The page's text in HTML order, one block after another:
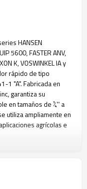
HANSEN
5600, FASTER ANV,
K, VOSWINKEL IA y
rápido de tipo
1 "A". Fabricada en
garantiza su
en tamaños de ¼'' a
utiliza ampliamente en
agrícolas e